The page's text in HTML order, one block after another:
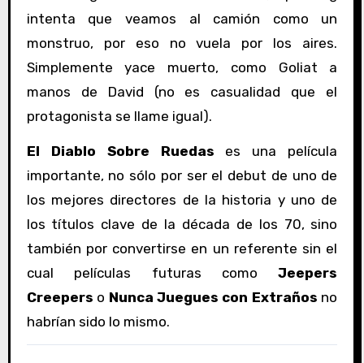
intenta que veamos al camión como un
monstruo, por eso no vuela por los aires.
Simplemente yace muerto, como Goliat a
manos de David (no es casualidad que el
protagonista se llame igual).
El Diablo Sobre Ruedas es una película
importante, no sólo por ser el debut de uno de
los mejores directores de la historia y uno de
los títulos clave de la década de los 70, sino
también por convertirse en un referente sin el
cual películas futuras comoJeepers
Creepers o Nunca Juegues con Extraños no
habrían sido lo mismo.